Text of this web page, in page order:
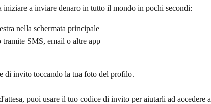
a inviare denaro in tutto il mondo in pochi secondi:
nella schermata principale
SMS, email o altre app
di invito toccando la tua foto del profilo.
puoi usare il tuo codice di invito per aiutarli ad accedere a